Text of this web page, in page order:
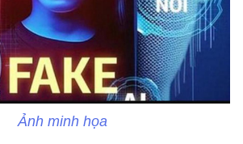
Ảnh minh họa